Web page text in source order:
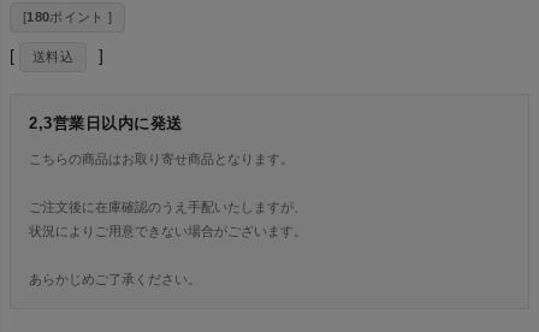
[180ポイント ]
送料込
2,3営業日以内に発送
こちらの商品はお取り寄せ商品となります。
ご注文後に在庫確認のうえ手配いたしますが、
状況によりご用意できない場合がございます。
あらかじめご了承ください。